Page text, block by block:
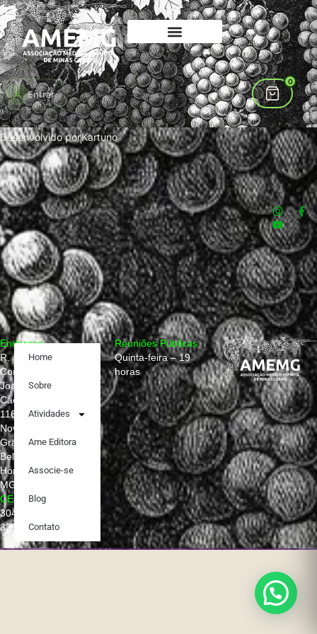
Entrar
0
Change Password
[arm_form id=”104″]
Reuniões Públicas
Quinta-feira – 19
horas
Home
Sobre
Atividades
Ame Editora
Associe-se
Blog
Contato
Endereço:
R.
Conselheiro
Joaquim
Caetano,
1160
Nova
Granada,
Belo
Horizonte –
MG
CEP:
30431-
320
Associação Médico Espírita de Minas Gerais – 2026
Desenvolvido porKartuno